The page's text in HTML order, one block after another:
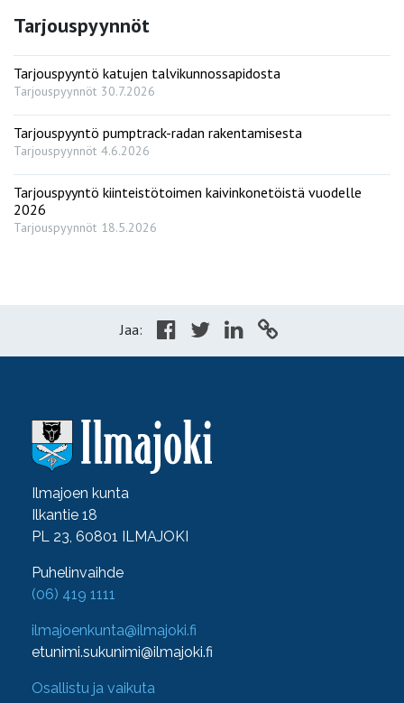
Tarjouspyynnöt
Tarjouspyyntö katujen talvikunnossapidosta
Tarjouspyynnöt 30.7.2026
Tarjouspyyntö pumptrack-radan rakentamisesta
Tarjouspyynnöt 4.6.2026
Tarjouspyyntö kiinteistötoimen kaivinkonetöistä vuodelle
2026
Tarjouspyynnöt 18.5.2026
Jaa:
Ilmajoen kunta
Ilkantie 18
PL 23, 60801 ILMAJOKI
Puhelinvaihde
(06) 419 1111
ilmajoenkunta@ilmajoki.fi
etunimi.sukunimi@ilmajoki.fi
Osallistu ja vaikuta